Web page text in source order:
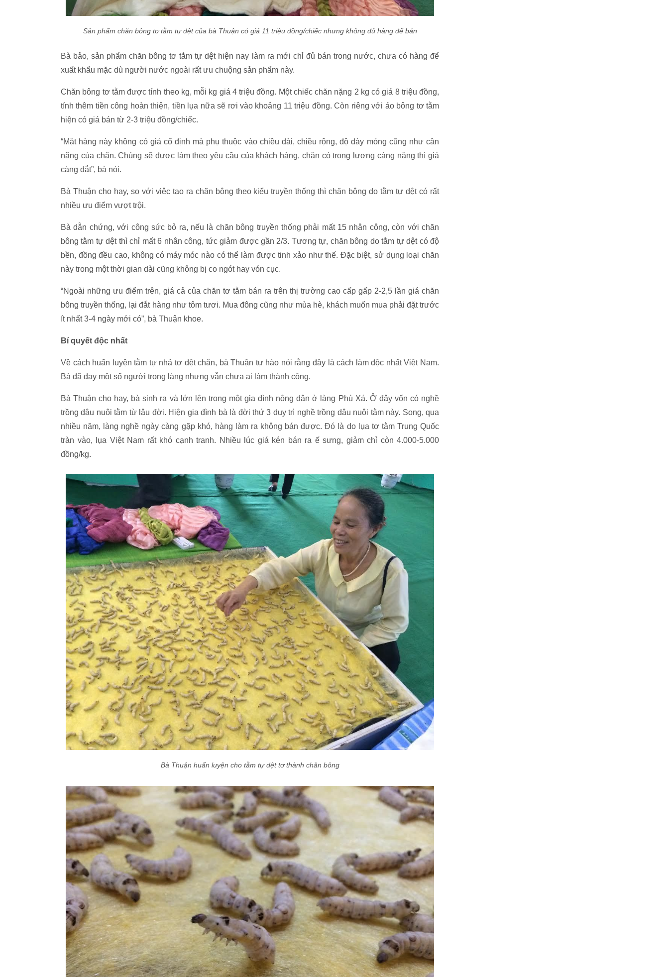
Sản phẩm chăn bông tơ tằm tự dệt của bà Thuận có giá 11 triệu đồng/chiếc nhưng không đủ hàng để bán
Bà bảo, sản phẩm chăn bông tơ tằm tự dệt hiện nay làm ra mới chỉ đủ bán trong nước, chưa có hàng để
xuất khẩu mặc dù người nước ngoài rất ưu chuộng sản phẩm này.
Chăn bông tơ tằm được tính theo kg, mỗi kg giá 4 triệu đồng. Một chiếc chăn nặng 2 kg có giá 8 triệu đồng,
tính thêm tiền công hoàn thiện, tiền lụa nữa sẽ rơi vào khoảng 11 triệu đồng. Còn riêng với áo bông tơ tằm
hiện có giá bán từ 2-3 triệu đồng/chiếc.
“Mặt hàng này không có giá cố định mà phụ thuộc vào chiều dài, chiều rộng, độ dày mỏng cũng như cân
nặng của chăn. Chúng sẽ được làm theo yêu cầu của khách hàng, chăn có trọng lượng càng nặng thì giá
càng đắt”, bà nói.
Bà Thuận cho hay, so với việc tạo ra chăn bông theo kiểu truyền thống thì chăn bông do tằm tự dệt có rất
nhiều ưu điểm vượt trội.
Bà dẫn chứng, với công sức bỏ ra, nếu là chăn bông truyền thống phải mất 15 nhân công, còn với chăn
bông tằm tự dệt thì chỉ mất 6 nhân công, tức giảm được gần 2/3. Tương tự, chăn bông do tằm tự dệt có độ
bền, đồng đều cao, không có máy móc nào có thể làm được tinh xảo như thế. Đặc biệt, sử dụng loại chăn
này trong một thời gian dài cũng không bị co ngót hay vón cục.
“Ngoài những ưu điểm trên, giá cả của chăn tơ tằm bán ra trên thị trường cao cấp gấp 2-2,5 lần giá chăn
bông truyền thống, lại đắt hàng như tôm tươi. Mua đông cũng như mùa hè, khách muốn mua phải đặt trước
ít nhất 3-4 ngày mới có”, bà Thuận khoe.
Bí quyết độc nhất
Về cách huấn luyện tằm tự nhả tơ dệt chăn, bà Thuận tự hào nói rằng đây là cách làm độc nhất Việt Nam.
Bà đã dạy một số người trong làng nhưng vẫn chưa ai làm thành công.
Bà Thuận cho hay, bà sinh ra và lớn lên trong một gia đình nông dân ở làng Phù Xá. Ở đây vốn có nghề
trồng dâu nuôi tằm từ lâu đời. Hiện gia đình bà là đời thứ 3 duy trì nghề trồng dâu nuôi tằm này. Song, qua
nhiều năm, làng nghề ngày càng gặp khó, hàng làm ra không bán được. Đó là do lụa tơ tằm Trung Quốc
tràn vào, lụa Việt Nam rất khó cạnh tranh. Nhiều lúc giá kén bán ra ế sưng, giảm chỉ còn 4.000-5.000
đồng/kg.
Bà Thuận huấn luyện cho tằm tự dệt tơ thành chăn bông